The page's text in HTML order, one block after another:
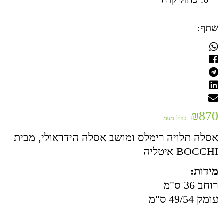
שתף:
₪870 כולל מעמ
אסלה תלויה רימלס ומושב אסלה הידראולי, מבית
BOCCHI איטליה
מידות:
רוחב 36 ס"מ
עומק 49/54 ס"מ